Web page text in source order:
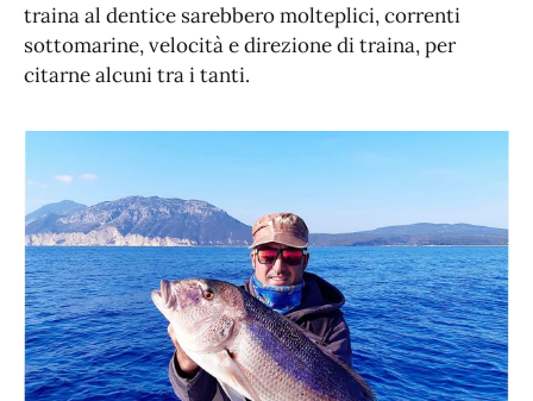
traina al dentice sarebbero molteplici, correnti
sottomarine, velocità e direzione di traina, per
citarne alcuni tra i tanti.